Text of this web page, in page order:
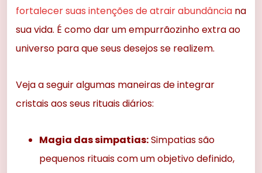
fortalecer suas intenções de atrair abundância na
sua vida. É como dar um empurrãozinho extra ao
universo para que seus desejos se realizem.
Veja a seguir algumas maneiras de integrar
cristais aos seus rituais diários:
Magia das simpatias:Simpatias são
pequenos rituais com um objetivo definido,